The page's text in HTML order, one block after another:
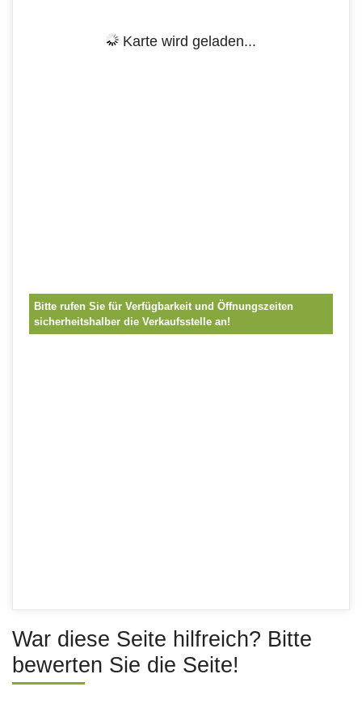
Karte wird geladen...
Bitte rufen Sie für Verfügbarkeit und Öffnungszeiten
sicherheitshalber die Verkaufsstelle an!
War diese Seite hilfreich? Bitte
bewerten Sie die Seite!